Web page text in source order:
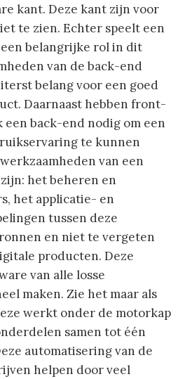
kant. Deze kant zijn voor
te zien. Echter speelt een
belangrijke rol in dit
van de back-end
belang voor een goed
Daarnaast hebben front-
een back-end nodig om een
te kunnen
van een
het beheren en
het applicatie- en
tussen deze
en niet te vergeten
producten. Deze
van alle losse
maken. Zie het maar als
werkt onder de motorkap
samen tot één
automatisering van de
helpen door veel